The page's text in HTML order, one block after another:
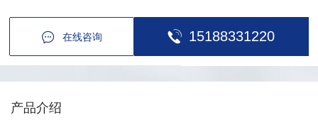
在线咨询 15188331220
产品介绍